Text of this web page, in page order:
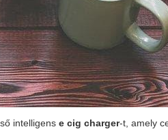
intelligense cig charger-t, amely